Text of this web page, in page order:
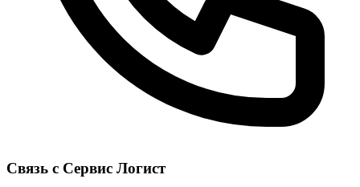
Связь с Сервис Логист